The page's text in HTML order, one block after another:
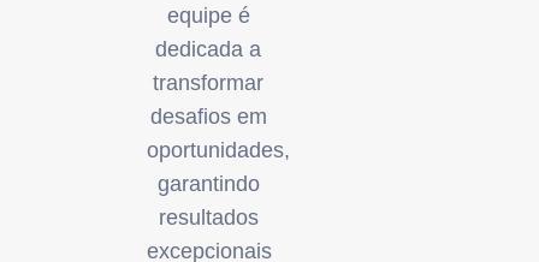
equipe é
dedicada a
transformar
desafios em
oportunidades,
garantindo
resultados
excepcionais